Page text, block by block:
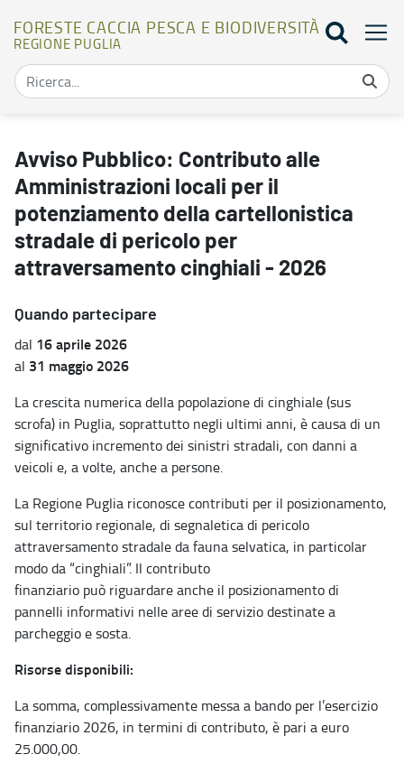
FORESTE CACCIA PESCA E BIODIVERSITÀ
REGIONE PUGLIA
Avviso Pubblico: Contributo alle
Amministrazioni locali per il
potenziamento della cartellonistica
stradale di pericolo per
attraversamento cinghiali - 2026
Quando partecipare
dal 16 aprile 2026
al 31 maggio 2026
La crescita numerica della popolazione di cinghiale (sus
scrofa) in Puglia, soprattutto negli ultimi anni, è causa di un
significativo incremento dei sinistri stradali, con danni a
veicoli e, a volte, anche a persone.
La Regione Puglia riconosce contributi per il posizionamento,
sul territorio regionale, di segnaletica di pericolo
attraversamento stradale da fauna selvatica, in particolar
modo da “cinghiali”. Il contributo
finanziario può riguardare anche il posizionamento di
pannelli informativi nelle aree di servizio destinate a
parcheggio e sosta.
Risorse disponibili:
La somma, complessivamente messa a bando per l’esercizio
finanziario 2026, in termini di contributo, è pari a euro
25.000,00.